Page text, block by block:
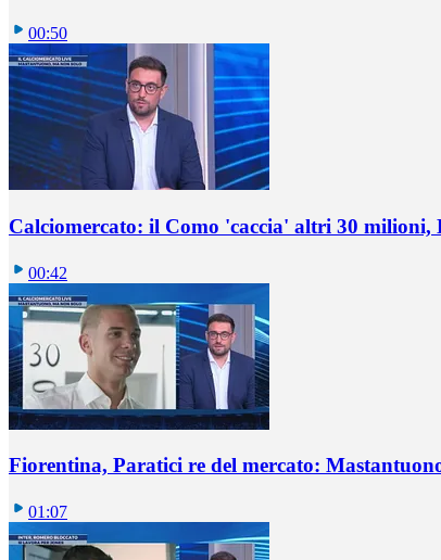
00:50
Calciomercato: il Como 'caccia' altri 30 milioni,
00:42
Fiorentina, Paratici re del mercato:
01:07